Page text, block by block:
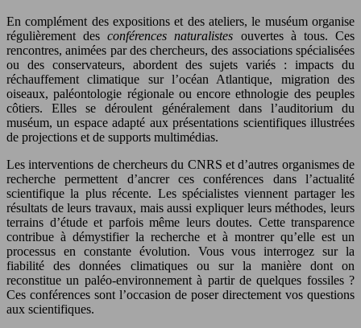
En complément des expositions et des ateliers, le muséum organise
régulièrement desconférences naturalistes ouvertes à tous. Ces
rencontres, animées par des chercheurs, des associations spécialisées
ou des conservateurs, abordent des sujets variés : impacts du
réchauffement climatique sur l’océan Atlantique, migration des
oiseaux, paléontologie régionale ou encore ethnologie des peuples
côtiers. Elles se déroulent généralement dans l’auditorium du
muséum, un espace adapté aux présentations scientifiques illustrées
de projections et de supports multimédias.
Les interventions de chercheurs du CNRS et d’autres organismes de
recherche permettent d’ancrer ces conférences dans l’actualité
scientifique la plus récente. Les spécialistes viennent partager les
résultats de leurs travaux, mais aussi expliquer leurs méthodes, leurs
terrains d’étude et parfois même leurs doutes. Cette transparence
contribue à démystifier la recherche et à montrer qu’elle est un
processus en constante évolution. Vous vous interrogez sur la
fiabilité des données climatiques ou sur la manière dont on
reconstitue un paléo-environnement à partir de quelques fossiles ?
Ces conférences sont l’occasion de poser directement vos questions
aux scientifiques.